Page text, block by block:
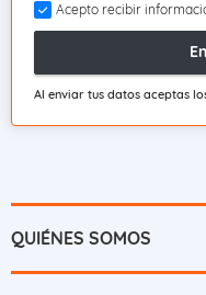
Acepto recibir
Al enviar tus datos aceptas
QUIÉNES SOMOS